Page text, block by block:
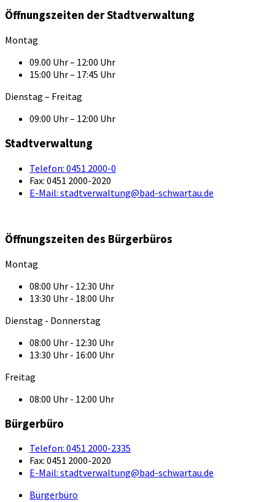
Öffnungszeiten der Stadtverwaltung
Montag
09.00 Uhr – 12:00 Uhr
15:00 Uhr – 17:45 Uhr
Dienstag – Freitag
09:00 Uhr – 12:00 Uhr
Stadtverwaltung
Telefon: 0451 2000-0
Fax: 0451 2000-2020
E-Mail: stadtverwaltung@bad-schwartau.de
Öffnungszeiten des Bürgerbüros
Montag
08:00 Uhr - 12:30 Uhr
13:30 Uhr - 18:00 Uhr
Dienstag - Donnerstag
08:00 Uhr - 12:30 Uhr
13:30 Uhr - 16:00 Uhr
Freitag
08:00 Uhr - 12:00 Uhr
Bürgerbüro
Telefon: 0451 2000-2335
Fax: 0451 2000-2020
E-Mail: stadtverwaltung@bad-schwartau.de
Bürgerbüro